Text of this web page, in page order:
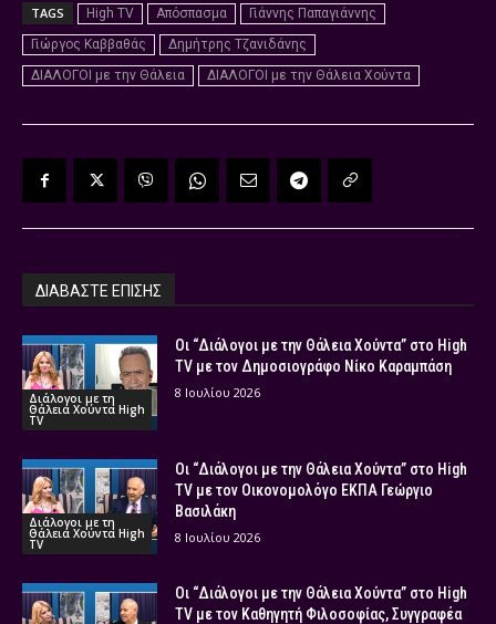
TAGS High TV Απόσπασμα
Γιάννης Παπαγιάννης
Γιώργος Καββαθάς
Δημήτρης Τζανιδάνης
ΔΙΑΛΟΓΟΙ με την Θάλεια
ΔΙΑΛΟΓΟΙ με την Θάλεια Χούντα
ΔΙΑΒΑΣΤΕ ΕΠΙΣΗΣ
Διάλογοι με τη
Θάλεια Χούντα High
TV
Οι “Διάλογοι με την Θάλεια Χούντα” στο High
TV με τον Δημοσιογράφο Νίκο Καραμπάση
8 Ιουλίου 2026
Διάλογοι με τη
Θάλεια Χούντα High
TV
Οι “Διάλογοι με την Θάλεια Χούντα” στο High
TV με τον Οικονομολόγο ΕΚΠΑ Γεώργιο
Βασιλάκη
8 Ιουλίου 2026
Οι “Διάλογοι με την Θάλεια Χούντα” στο High
TV με τον Καθηγητή Φιλοσοφίας, Συγγραφέα